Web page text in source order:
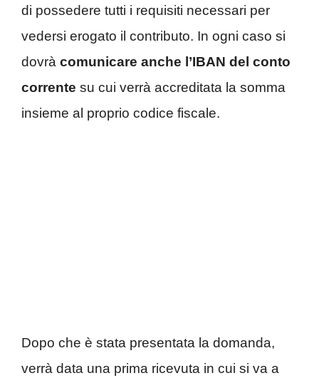
di possedere tutti i requisiti necessari per
vedersi erogato il contributo. In ogni caso si
dovrà comunicare anche l’IBAN del conto
corrente su cui verrà accreditata la somma
insieme al proprio codice fiscale.
Dopo che è stata presentata la domanda,
verrà data una prima ricevuta in cui si va a